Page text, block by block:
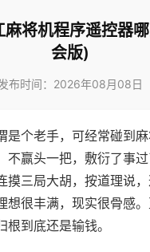
麻将机程序遥控器
会版)
布时间：2026年08月08日
是个老手，可经常碰到
不赢头一把，敷衍了事过
摸三局大胡，按道理说
想很丰满，现实很骨感
根到底还是输钱。